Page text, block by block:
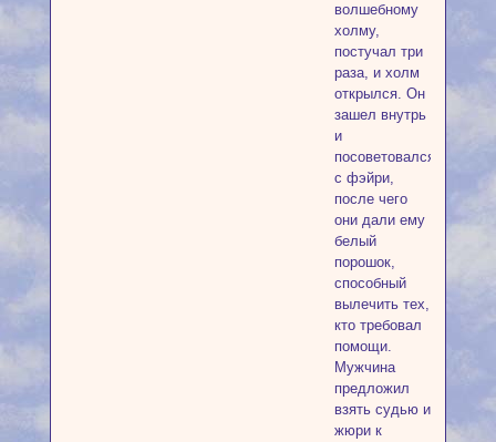
волшебному
холму,
постучал три
раза, и холм
открылся. Он
зашел внутрь
и
посоветовался
с фэйри,
после чего
они дали ему
белый
порошок,
способный
вылечить тех,
кто требовал
помощи.
Мужчина
предложил
взять судью и
жюри к